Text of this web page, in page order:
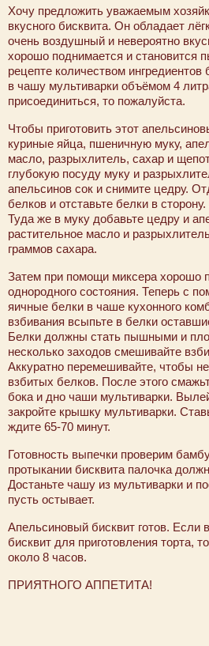
Хочу предложить уважаемым
вкусного бисквита. Он обладает
очень воздушный и невероятно
хорошо поднимается и становится
рецепте количеством ингредиентов
в чашу мультиварки объёмом 4
присоединиться, то пожалуйста.
Чтобы приготовить этот
куриные яйца, пшеничную муку,
масло, разрыхлитель, сахар и
глубокую посуду муку и
апельсинов сок и снимите цедру.
белков и отставьте белки в
Туда же в муку добавьте цедру и
растительное масло и
граммов сахара.
Затем при помощи миксера хорошо
однородного состояния. Теперь с
яичные белки в чаше кухонного
взбивания всыпьте в белки
Белки должны стать пышными и
несколько заходов смешивайте
Аккуратно перемешивайте, чтобы
взбитых белков. После этого
бока и дно чаши мультиварки.
закройте крышку мультиварки.
ждите 65-70 минут.
Готовность выпечки проверим
протыкании бисквита палочка
Достаньте чашу из мультиварки и
пусть остывает.
Апельсиновый бисквит готов. Если
бисквит для приготовления торта,
около 8 часов.
ПРИЯТНОГО АППЕТИТА!